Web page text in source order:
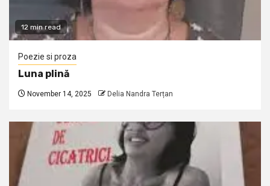
12 min read
Poezie si proza
Luna plină
November 14, 2025 Delia Nandra Terțan